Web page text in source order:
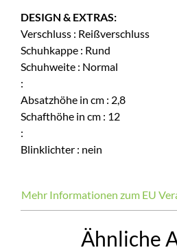
DESIGN & EXTRAS:
Verschluss : Reißverschluss
Schuhkappe : Rund
Schuhweite : Normal
:
Absatzhöhe in cm : 2,8
Schafthöhe in cm : 12
:
Blinklichter : nein
Mehr Informationen zum EU
Ähnliche